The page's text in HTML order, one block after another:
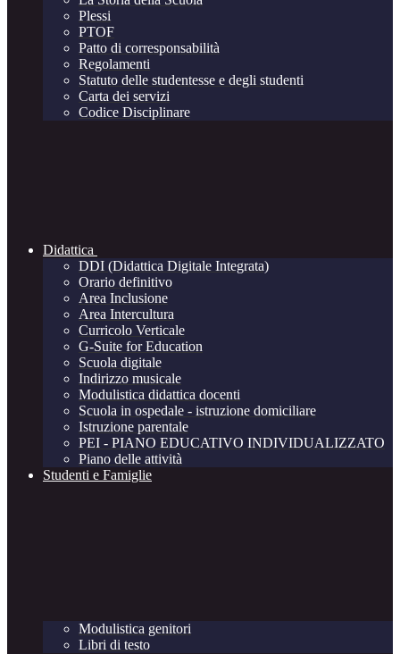
Plessi
PTOF
Patto di corresponsabilità
Regolamenti
Statuto delle studentesse e degli studenti
Carta dei servizi
Codice Disciplinare
Didattica
DDI (Didattica Digitale Integrata)
Orario definitivo
Area Inclusione
Area Intercultura
Curricolo Verticale
G-Suite for Education
Scuola digitale
Indirizzo musicale
Modulistica didattica docenti
Scuola in ospedale - istruzione domiciliare
Istruzione parentale
PEI - PIANO EDUCATIVO INDIVIDUALIZZATO
Piano delle attività
Studenti e Famiglie
Modulistica genitori
Libri di testo